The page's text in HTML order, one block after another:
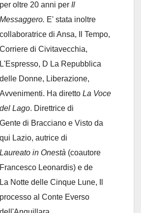
per oltre 20 anni per Il
Messaggero. E' stata inoltre
collaboratrice di Ansa, Il Tempo,
Corriere di Civitavecchia,
L'Espresso, D La Repubblica
delle Donne, Liberazione,
Avvenimenti. Ha diretto La Voce
del Lago. Direttrice di
Gente di Bracciano e Visto da
qui Lazio, autrice di
Laureato in Onestà (coautore
Francesco Leonardis) e de
La Notte delle Cinque Lune, Il
processo al Conte Everso